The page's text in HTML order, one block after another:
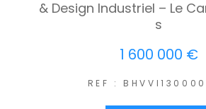
& Design Industriel – Le
s
1 600 000 €
REF :